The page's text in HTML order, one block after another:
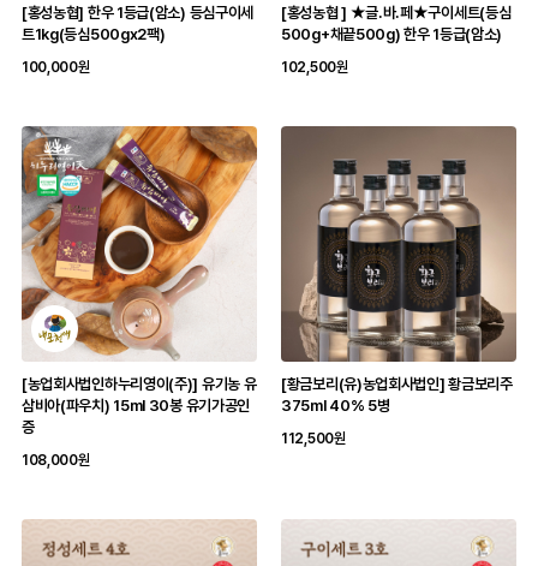
[홍성농협] 한우 1등급(암소) 등심구이세
트1kg(등심500gx2팩)
100,000원
[홍성농협 ] ★글.바.페★구이세트(등심
500g+채끝500g) 한우 1등급(암소)
102,500원
[농업회사법인하누리영이(주)] 유기농 유
삼비아(파우치) 15ml 30봉 유기가공인
증
108,000원
[황금보리(유)농업회사법인] 황금보리주
375ml 40% 5병
112,500원